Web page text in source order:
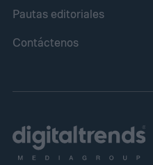
Pautas editoriales
Contáctenos